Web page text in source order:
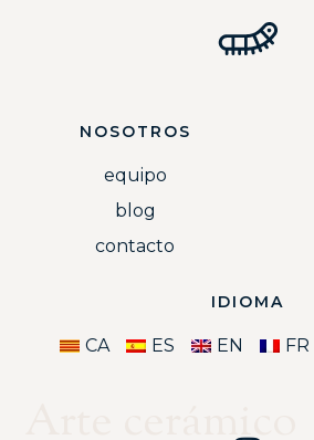
NOSOTROS
equipo
blog
contacto
IDIOMA
CA ES EN FR
Arte cerámico